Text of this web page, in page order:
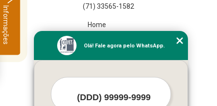
(71) 33565-1582
Home
Missão
Serviços
Olá! Fale agora pelo WhatsApp.
Informações